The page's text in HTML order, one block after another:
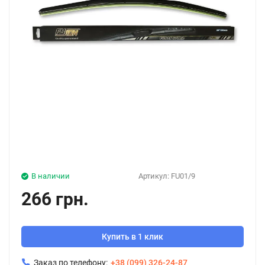
Артикул: FU01/9
В наличии
266 грн.
Купить в 1 клик
Заказ по телефону: +38 (099) 326-24-87